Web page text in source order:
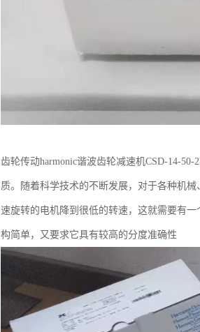
齿轮传动harmonic谐波齿轮减速机CSD-14-
质。随着科学技术的不断发展，对于各种机
速旋转的电机降到很低的转速，这就需要有
构简单，又要求它具有较高的分度准确性